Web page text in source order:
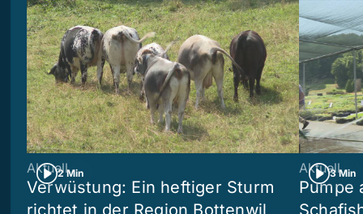
2 Min
Aktuell
Verwüstung: Ein heftiger Sturm
3 Min
Aktuell
Pumpe